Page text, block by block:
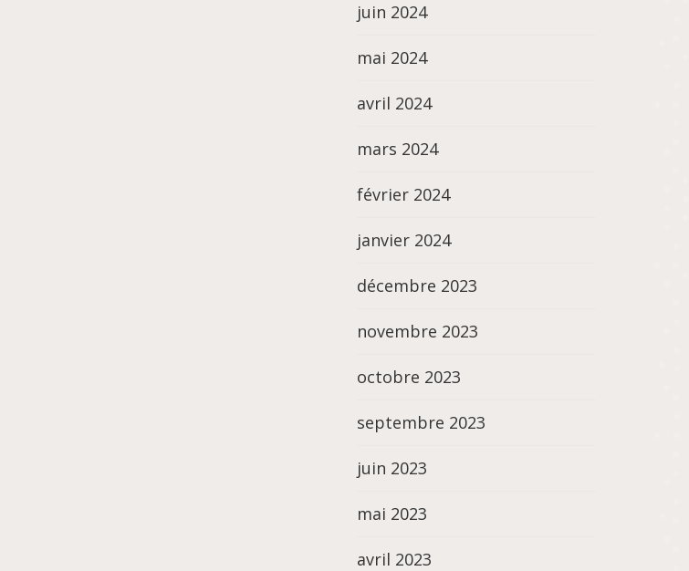
juin 2024
mai 2024
avril 2024
mars 2024
février 2024
janvier 2024
décembre 2023
novembre 2023
octobre 2023
septembre 2023
juin 2023
mai 2023
avril 2023